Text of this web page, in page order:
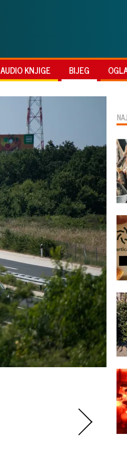
AUDIO KNJIGE BIJEG